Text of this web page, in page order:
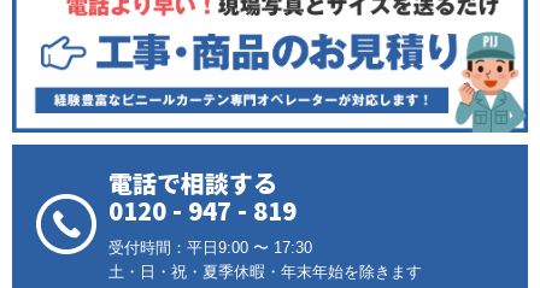
電話で相談する
0120 - 947 - 819
受付時間：平日9:00 〜 17:30
土・日・祝・夏季休暇・年末年始を除きます